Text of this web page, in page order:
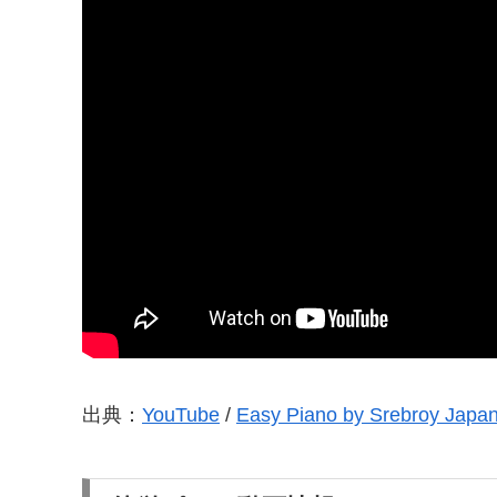
出典： YouTube / Easy Piano by Srebroy